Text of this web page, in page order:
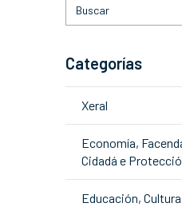
Categorías
Xeral
Economía,
Cidadá e
Educación,